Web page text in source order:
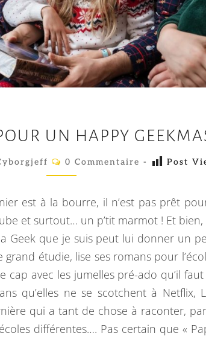
R
O
P
T
R
D
UN HAPPY
C
M
E
N
T
A
I
R
E
0 Commentaire - Post
est à la bourre, il n’est pas prêt
et surtout… un p’tit marmot ! Et bien,
Geek que je suis peut lui donner un
étudie, lise ses romans pour
cap avec les jumelles pré-ado qu’il
qu’elles ne se scotchent à Netflix,
qui a tant de chose à raconter,
différentes…. Pas certain que «